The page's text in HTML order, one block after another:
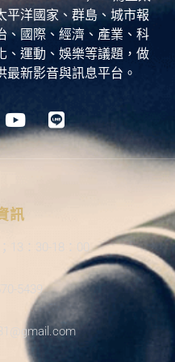
Press，WPP），為亞太
平洋國家、群島、城市報
、國際、經濟、產業、科
、運動、娛樂等議題，做
新影音與訊息平台。
訊
13：30-18：00
5439